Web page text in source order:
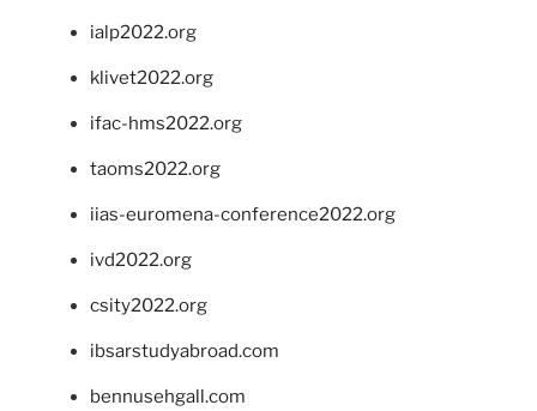
ialp2022.org
klivet2022.org
ifac-hms2022.org
taoms2022.org
iias-euromena-conference2022.org
ivd2022.org
csity2022.org
ibsarstudyabroad.com
bennusehgall.com